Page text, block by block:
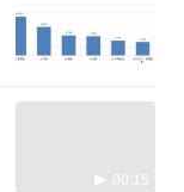
00:15